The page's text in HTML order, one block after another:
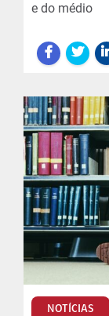
e do médio
NOTÍCIAS